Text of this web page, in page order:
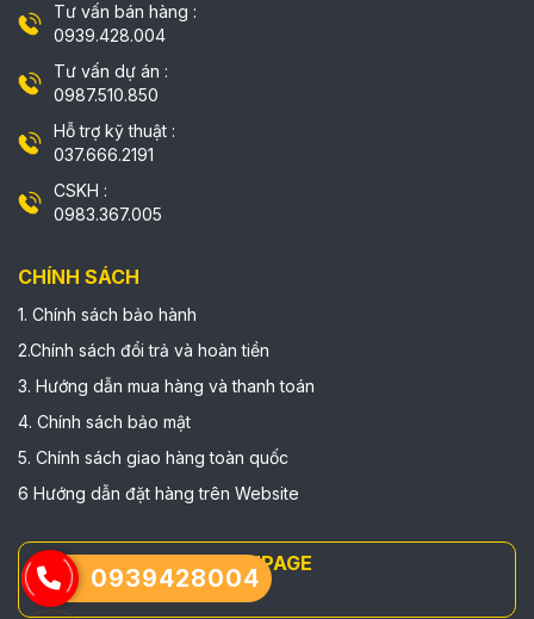
Tư vấn bán hàng :
0939.428.004
Tư vấn dự án :
0987.510.850
Hỗ trợ kỹ thuật :
037.666.2191
CSKH :
0983.367.005
CHÍNH SÁCH
1. Chính sách bảo hành
2.Chính sách đổi trả và hoàn tiền
3. Hướng dẫn mua hàng và thanh toán
4. Chính sách bảo mật
5. Chính sách giao hàng toàn quốc
6 Hướng dẫn đặt hàng trên Website
FANPAGE
0939428004